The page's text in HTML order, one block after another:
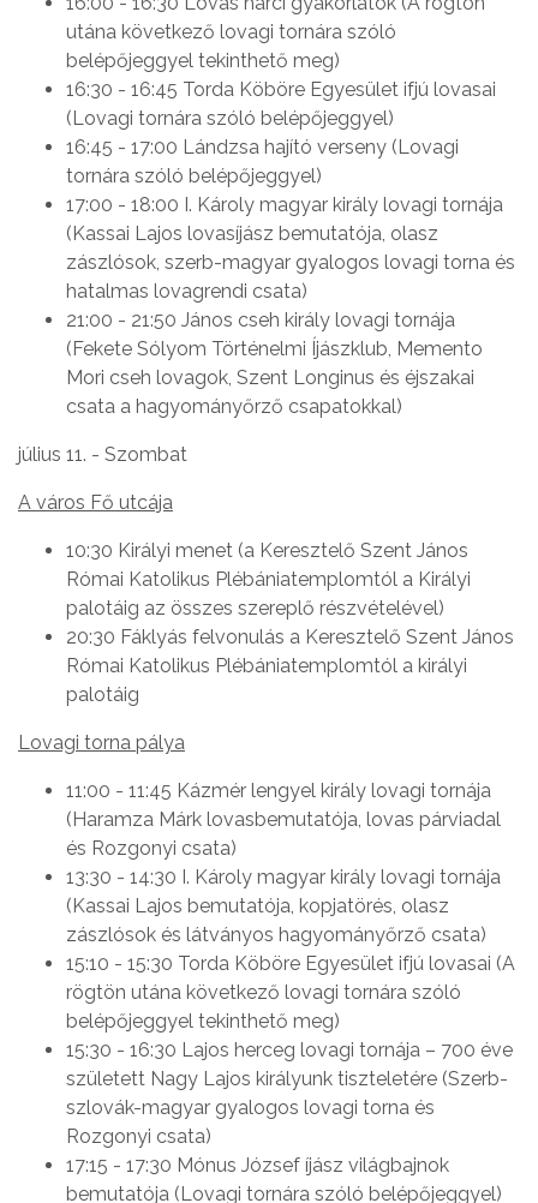
utána következő lovagi tornára szóló
belépőjeggyel tekinthető meg)
16:30 - 16:45 Torda Köböre Egyesület ifjú lovasai
(Lovagi tornára szóló belépőjeggyel)
16:45 - 17:00 Lándzsa hajító verseny (Lovagi
tornára szóló belépőjeggyel)
17:00 - 18:00 I. Károly magyar király lovagi tornája
(Kassai Lajos lovasíjász bemutatója, olasz
zászlósok, szerb-magyar gyalogos lovagi torna és
hatalmas lovagrendi csata)
21:00 - 21:50 János cseh király lovagi tornája
(Fekete Sólyom Történelmi Íjászklub, Memento
Mori cseh lovagok, Szent Longinus és éjszakai
csata a hagyományőrző csapatokkal)
július 11. - Szombat
A város Fő utcája
10:30 Királyi menet (a Keresztelő Szent János
Római Katolikus Plébániatemplomtól a Királyi
palotáig az összes szereplő részvételével)
20:30 Fáklyás felvonulás a Keresztelő Szent János
Római Katolikus Plébániatemplomtól a királyi
palotáig
Lovagi torna pálya
11:00 - 11:45 Kázmér lengyel király lovagi tornája
(Haramza Márk lovasbemutatója, lovas párviadal
és Rozgonyi csata)
13:30 - 14:30 I. Károly magyar király lovagi tornája
(Kassai Lajos bemutatója, kopjatörés, olasz
zászlósok és látványos hagyományőrző csata)
15:10 - 15:30 Torda Köböre Egyesület ifjú lovasai (A
rögtön utána következő lovagi tornára szóló
belépőjeggyel tekinthető meg)
15:30 - 16:30 Lajos herceg lovagi tornája – 700 éve
született Nagy Lajos királyunk tiszteletére (Szerb-
szlovák-magyar gyalogos lovagi torna és
Rozgonyi csata)
17:15 - 17:30 Mónus József íjász világbajnok
bemutatója (Lovagi tornára szóló belépőjeggyel)